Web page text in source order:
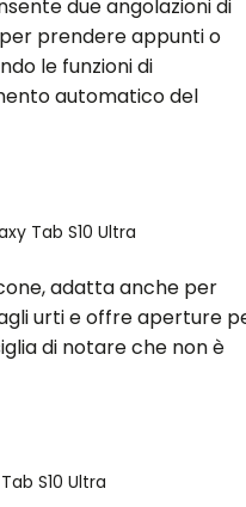
due angolazioni di
prendere appunti o
le funzioni di
automatico del
Tab S10 Ultra
adatta anche per
urti e offre aperture
di notare che non è
S10 Ultra